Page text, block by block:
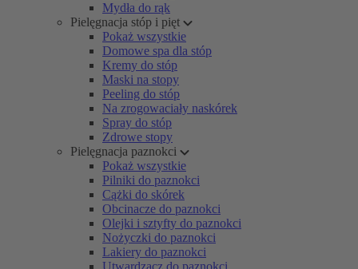
Mydła do rąk
Pielęgnacja stóp i pięt
Pokaż wszystkie
Domowe spa dla stóp
Kremy do stóp
Maski na stopy
Peeling do stóp
Na zrogowaciały naskórek
Spray do stóp
Zdrowe stopy
Pielęgnacja paznokci
Pokaż wszystkie
Pilniki do paznokci
Cążki do skórek
Obcinacze do paznokci
Olejki i sztyfty do paznokci
Nożyczki do paznokci
Lakiery do paznokci
Utwardzacz do paznokci